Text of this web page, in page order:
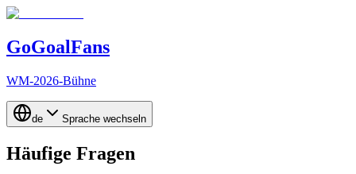
GoGoalFans
WM-2026-Bühne
de Sprache wechseln
Häufige Fragen